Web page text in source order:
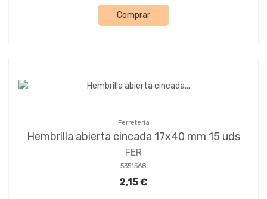
Comprar
Ferretería
Hembrilla abierta cincada 17x40 mm 15 uds
FER
5351568
2,15 €